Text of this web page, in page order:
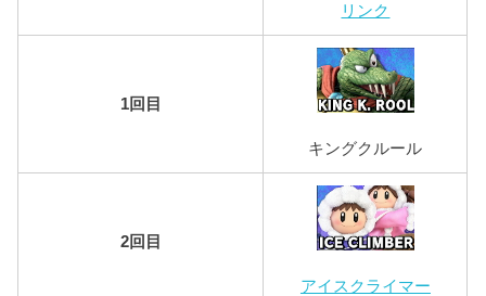
リンク
1回目
キングクルール
2回目
アイスクライマー